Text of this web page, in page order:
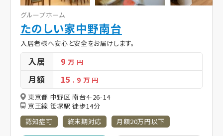
グループホーム
たのしい家中野南台
入居者様へ安心と安全をお届けします。
入居 9万 円
月額 15 . 9 万 円
東京都 中野区 南台4-26-14
京王線 笹塚駅 徒歩14分
認知症可
終末期対応 月額20万円以下